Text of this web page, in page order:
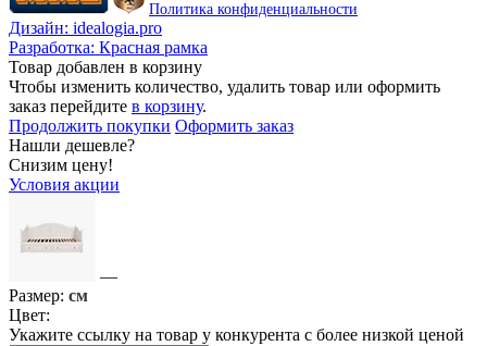
Политика конфиденциальности
Дизайн: idealogia.pro
Разработка: Красная рамка
Товар добавлен в корзину
Чтобы изменить количество, удалить товар или оформить
заказ перейдите в корзину.
Продолжить покупки Оформить заказ
Нашли дешевле?
Снизим цену!
Условия акции
—
Размер: см
Цвет:
Укажите ссылку на товар у конкурента с более низкой ценой